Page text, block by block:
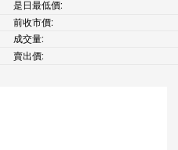
是日最低價:
前收市價:
成交量:
賣出價: